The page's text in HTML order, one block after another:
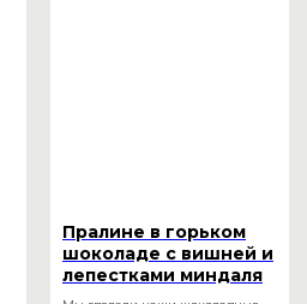
Пралине в горьком
шоколаде с вишней и
лепестками миндаля